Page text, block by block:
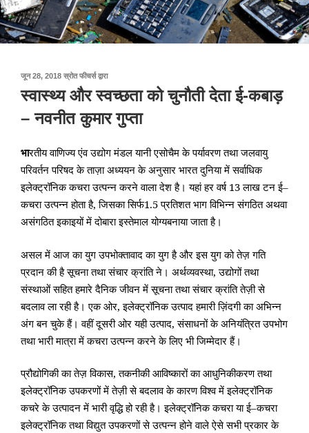
जून 28, 2018 पर
प्रकाशित
किया
गया
स्रोत फीचर्सद्वारा
स्वास्थ्य और स्वच्छता को चुनौती देता ई-कबाड़
– नवनीत कुमार गुप्ता
भारतीय वाणिज्य एंव उद्योग मंडल यानी एसोचैम के पर्यावरण तथा जलवायु
परिवर्तन परिषद के ताज़ा अध्ययन के अनुसार भारत दुनिया में सर्वाधिक
इलेक्ट्रॉनिक कचरा उत्पन्न करने वाला देश है। यहां हर वर्ष13लाख टन ई–
कचरा उत्पन्न होता है,जिसका सिर्फ1.5प्रतिशत भाग विभिन्न संगठित अथवा
असंगठित इकाइयों में दोबारा इस्तेमाल योग्यबनाया जाता है।
असल में आज का युग उपभोक्तावाद का युग है और इस युग को तेज़ गति
प्रदान की है सूचना तथा संचार क्रांति ने। अर्थव्यवस्था,उद्योगों तथा
संस्थाओं सहित हमारे दैनिक जीवन में सूचना तथा संचार क्रांति तेज़ी से
बदलाव ला रही है। एक ओर,इलेक्ट्रॉनिक उत्पाद हमारी ज़िंदगी का अभिन्न
अंग बन चुके हैं। वहीं दूसरी ओर यही उत्पाद,संसाधनों के अनियंत्रित उपभोग
तथा भारी मात्रा में कचरा उत्पन्न करने के लिए भी जिम्मेदार हैं।
प्रौद्योगिकी का तेज़ विकास,तकनीकी आविष्कारों का आधुनिकीकरण तथा
इलेक्ट्रॉनिक उपकरणों में तेज़ी से बदलाव के कारण विश्व में इलेक्ट्रॉनिक
कचरे के उत्पादन में भारी वृद्धि हो रही है। इलेक्ट्रॉनिक कचरा या ई–कचरा
इलेक्ट्रॉनिक तथा विद्युत उपकरणों से उत्पन्न होने वाले ऐसे सभी प्रकार के